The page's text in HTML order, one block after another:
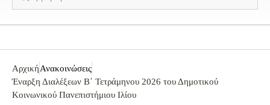
ΑρχικήΑνακοινώσεις
Έναρξη Διαλέξεων B΄ Τετράμηνου 2026 του Δημοτικού
Κοινωνικού Πανεπιστήμιου Ιλίου